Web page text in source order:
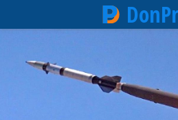
основному